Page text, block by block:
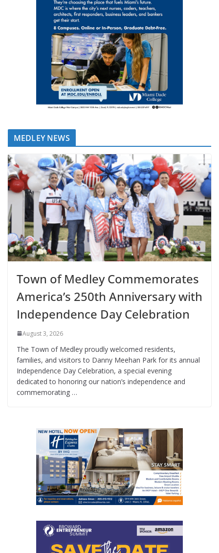
MEDLEY NEWS
Town of Medley Commemorates
America’s 250th Anniversary with
Independence Day Celebration
August 3, 2026
The Town of Medley proudly welcomed residents,
families, and visitors to Danny Meehan Park for its annual
Independence Day Celebration, a special evening
dedicated to honoring our nation’s independence and
commemorating …